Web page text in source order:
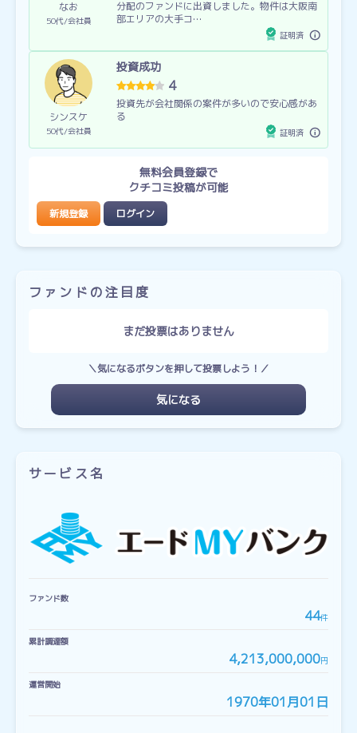
なお
50代 会社員
分配のファンドに出資しました。物件は大阪南
部エリアの大手コ…
証明済
シンスケ
50代 会社員
投資成功
4
投資先が会社関係の案件が多いので安心感があ
る
証明済
無料会員登録で
クチコミ投稿が可能
新規登録 ログイン
ファンドの注目度
まだ投票はありません
＼気になるボタンを押して投票しよう！／
気になる
サービス名
ファンド数
44件
累計調達額
4,213,000,000円
運営開始
1970年01月01日